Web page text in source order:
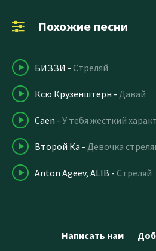
Похожие песни
БИЗЗИ - Стреляй
Ксю Крузенштерн - Давай
Caen - У тебя жесткий характер
Второй Ка - Девочка стреляй
Anton Ageev, ALIB - Стреляй
Написать нам